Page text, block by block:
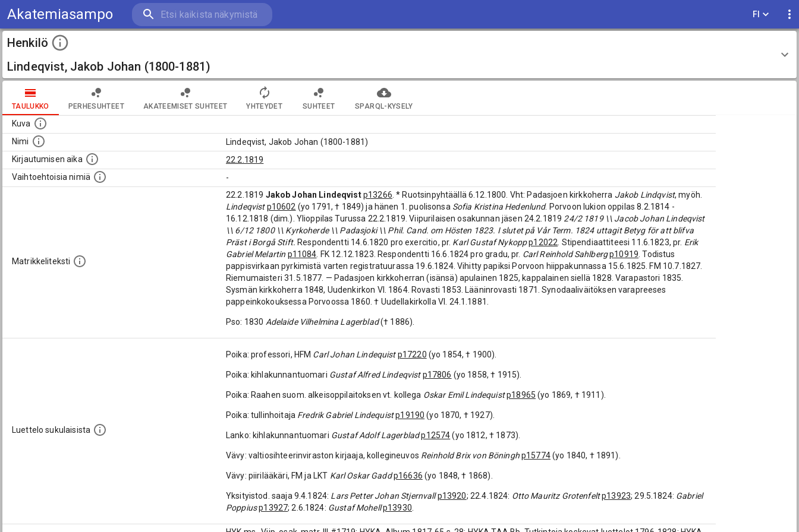
Akatemiasampo FI
Henkilö
Lindeqvist, Jakob Johan (1800-1881)
TAULUKKO PERHESUHTEET AKATEEMISET SUHTEET YHTEYDET SUHTEET SPARQL-KYSELY
Kuva
Nimi
Lindeqvist, Jakob Johan (1800-1881)
Kirjautumisen aika
22.2.1819
Vaihtoehtoisia nimiä
-
Matrikkeliteksti
22.2.1819 Jakob Johan Lindeqvistp13266 . * Ruotsinpyhtäällä 6.12.1800. Vht: Padasjoen kirkkoherra Jakob Lindqvist, myöh.
Lindeqvist p10602 (yo 1791, † 1849) ja hänen 1. puolisonsa Sofia Kristina Hedenlund. Porvoon lukion oppilas 8.2.1814 -
16.12.1818 (dim.). Ylioppilas Turussa 22.2.1819. Viipurilaisen osakunnan jäsen 24.2.1819 24/2 1819 \\ Jacob Johan Lindeqvist
\\ 6/12 1800 \\ Kyrkoherde \\ Padasjoki \\ Phil. Cand. om Hösten 1823. I slutet på Vår Term. 1824 uttagit Betyg för att blifva
Präst i Borgå Stift. Respondentti 14.6.1820 pro exercitio, pr. Karl Gustaf Nykoppp12022 . Stipendiaattiteesi 11.6.1823, pr. Erik
Gabriel Melartin p11084 . FK 12.12.1823. Respondentti 16.6.1824 pro gradu, pr. Carl Reinhold Sahlbergp10919 . Todistus
pappisvirkaan pyrkimistä varten registratuurassa 19.6.1824. Vihitty papiksi Porvoon hiippakunnassa 15.6.1825. FM 10.7.1827.
Riemumaisteri 31.5.1877. — Padasjoen kirkkoherran (isänsä) apulainen 1825, kappalainen siellä 1828. Varapastori 1835.
Sysmän kirkkoherra 1848, Uudenkirkon Vl. 1864. Rovasti 1853. Lääninrovasti 1871. Synodaaliväitöksen varapreeses
pappeinkokouksessa Porvoossa 1860. † Uudellakirkolla Vl. 24.1.1881.
Pso: 1830 Adelaide Vilhelmina Lagerblad(† 1886).
Luettelo sukulaisista
Poika: professori, HFM Carl Johan Lindequist p17220 (yo 1854, † 1900).
Poika: kihlakunnantuomari Gustaf Alfred Lindeqvist p17806 (yo 1858, † 1915).
Poika: Raahen suom. alkeisoppilaitoksen vt. kollega Oskar Emil Lindequistp18965 (yo 1869, † 1911).
Poika: tullinhoitaja Fredrik Gabriel Lindequistp19190 (yo 1870, † 1927).
Lanko: kihlakunnantuomari Gustaf Adolf Lagerbladp12574(yo 1812, † 1873).
Vävy: valtiosihteerinviraston kirjaaja, kollegineuvos Reinhold Brix von Böninghp15774(yo 1840, † 1891).
Vävy: piirilääkäri, FM ja LKT Karl Oskar Gadd p16636 (yo 1848, † 1868).
Yksityistod. saaja 9.4.1824: Lars Petter Johan Stjernvall p13920; 22.4.1824: Otto Mauritz Grotenfeltp13923; 29.5.1824: Gabriel
Poppiusp13927; 2.6.1824: Gustaf Mohellp13930